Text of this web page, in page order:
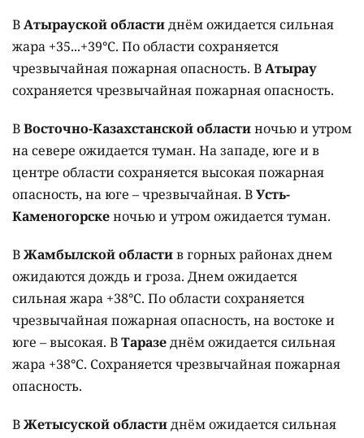
ВАтырауской областиднём ожидается сильная
жара +35...+39°C. По области сохраняется
чрезвычайная пожарная опасность. ВАтырау
сохраняется чрезвычайная пожарная опасность.
ВВосточно-Казахстанской областиночью и утром
на севере ожидается туман. На западе, юге и в
центре области сохраняется высокая пожарная
опасность, на юге – чрезвычайная. ВУсть-
Каменогорскеночью и утром ожидается туман.
ВЖамбылской областив горных районах днем
ожидаются дождь и гроза. Днем ожидается
сильная жара +38°C. По области сохраняется
чрезвычайная пожарная опасность, на востоке и
юге – высокая. ВТаразеднём ожидается сильная
жара +38°C. Сохраняется чрезвычайная пожарная
опасность.
ВЖетысуской областиднём ожидается сильная